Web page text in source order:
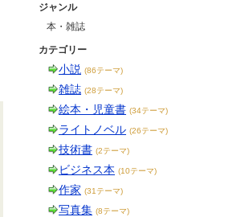
ジャンル
本・雑誌
カテゴリー
小説 (86テーマ)
雑誌 (28テーマ)
絵本・児童書 (34テーマ)
ライトノベル (26テーマ)
技術書 (2テーマ)
ビジネス本 (10テーマ)
作家 (31テーマ)
写真集 (8テーマ)